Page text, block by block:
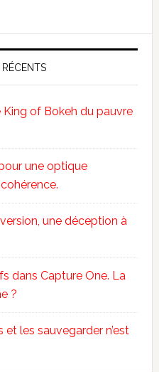
of Bokeh du pauvre
une optique
une déception à
dans Capture One. La
?
les sauvegarder n’est